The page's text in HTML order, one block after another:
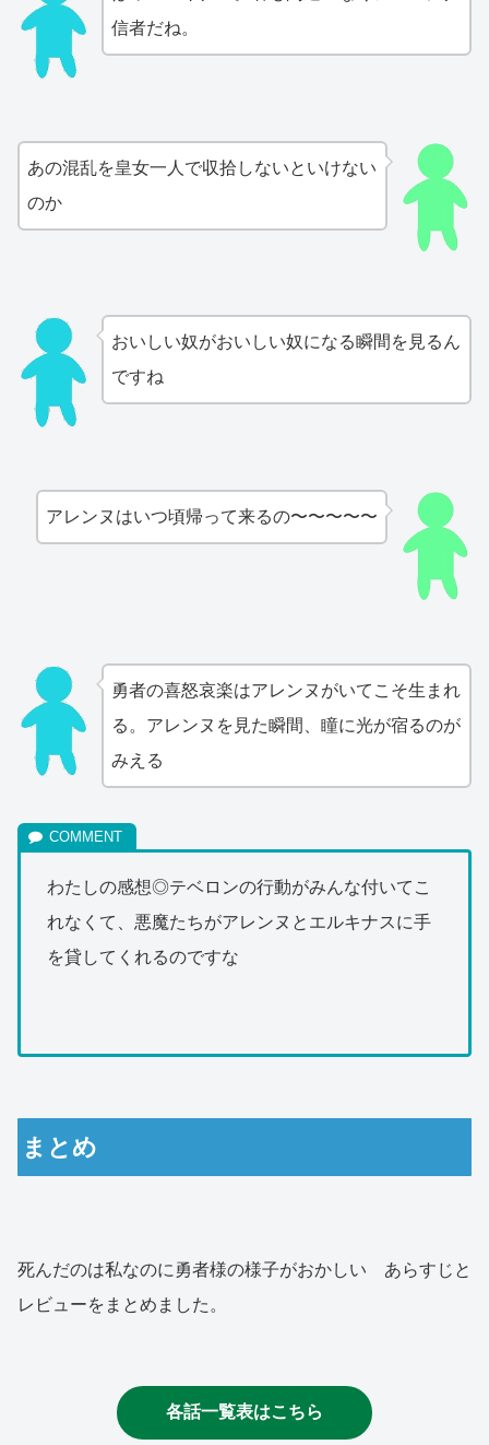
信者だね。
あの混乱を皇女一人で収拾しないといけない
のか
おいしい奴がおいしい奴になる瞬間を見るん
ですね
アレンヌはいつ頃帰って来るの〜〜〜〜〜
勇者の喜怒哀楽はアレンヌがいてこそ生まれ
る。アレンヌを見た瞬間、瞳に光が宿るのが
みえる
わたしの感想◎テベロンの行動がみんな付いてこ
れなくて、悪魔たちがアレンヌとエルキナスに手
を貸してくれるのですな
まとめ
死んだのは私なのに勇者様の様子がおかしい あらすじと
レビューをまとめました。
各話一覧表はこちら